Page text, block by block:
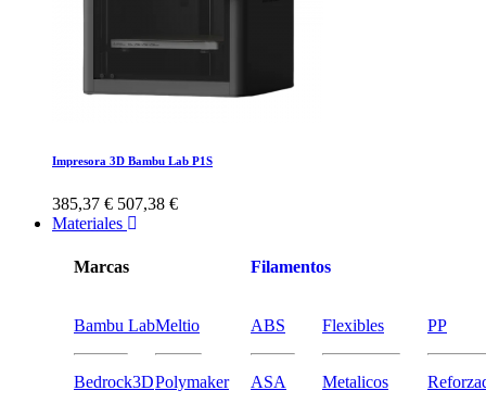
Impresora 3D Bambu Lab P1S
385,37 € 507,38 €
Materiales
Marcas
Bambu Lab
Bedrock3D
Meltio
Polymaker
Filamentos
ABS
ASA
Flexibles
Metalicos
PP